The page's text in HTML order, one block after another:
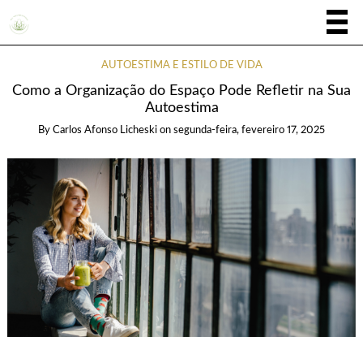
AUTOESTIMA E ESTILO DE VIDA
Como a Organização do Espaço Pode Refletir na Sua
Autoestima
By Carlos Afonso Licheski on segunda-feira, fevereiro 17, 2025